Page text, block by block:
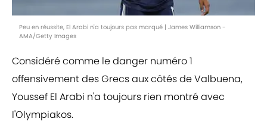
Peu en réussite, El Arabi n'a toujours pas marqué | James Williamson -
AMA/Getty Images
Considéré comme le danger numéro 1
offensivement des Grecs aux côtés de Valbuena,
Youssef El Arabi n'a toujours rien montré avec
l'Olympiakos.